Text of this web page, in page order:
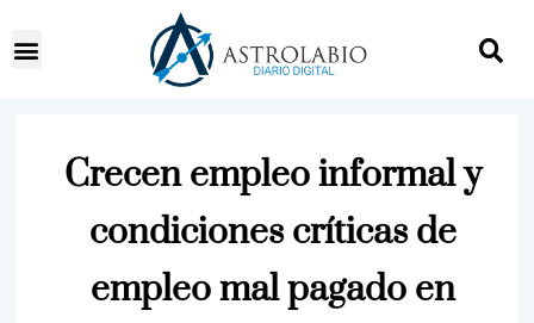
Crecen empleo informal y
condiciones críticas de
empleo mal pagado en